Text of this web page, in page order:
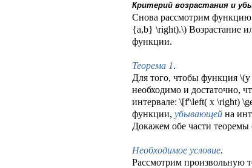
Критерий возрастания и
Снова рассмотрим функцию
{a,b} \right).\) Возрастание
функции.
Теорема 1.
Для того, чтобы функция
необходимо и достаточно,
интервале: \[f'\left( x \right)
функции, убывающей на
Докажем обе части теоремы
Необходимое условие.
Рассмотрим произвольную